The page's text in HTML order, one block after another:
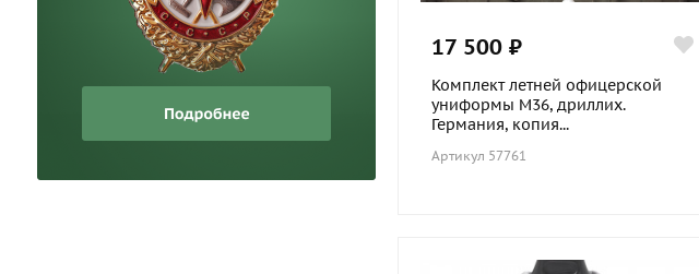
17 500 ₽
Комплект летней офицерской
униформы М36, дриллих.
Германия, копия...
Артикул 57761